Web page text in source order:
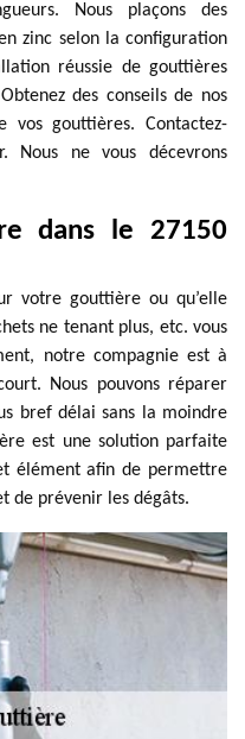
Nous plaçons des
zinc selon la configuration
réussie de gouttières
des conseils de nos
vos gouttières. Contactez-
Nous ne vous décevrons
dans le 27150
votre gouttière ou qu’elle
ne tenant plus, etc. vous
notre compagnie est à
Nous pouvons réparer
bref délai sans la moindre
est une solution parfaite
élément afin de permettre
de prévenir les dégâts.